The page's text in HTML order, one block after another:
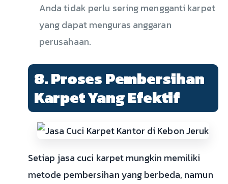
Anda tidak perlu sering mengganti karpet
yang dapat menguras anggaran
perusahaan.
8. Proses Pembersihan
Karpet Yang Efektif
Setiap jasa cuci karpet mungkin memiliki
metode pembersihan yang berbeda, namun